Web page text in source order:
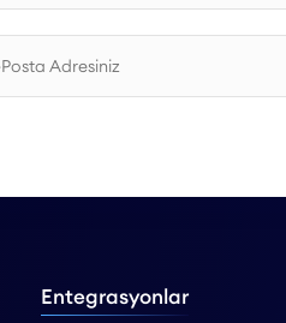
Entegrasyonlar